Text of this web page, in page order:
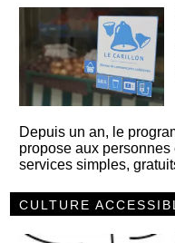
Depuis un an, le
propose aux
services simples,
CULTURE